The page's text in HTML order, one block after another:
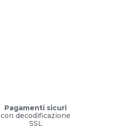
Pagamenti sicuri
con decodificazione
SSL